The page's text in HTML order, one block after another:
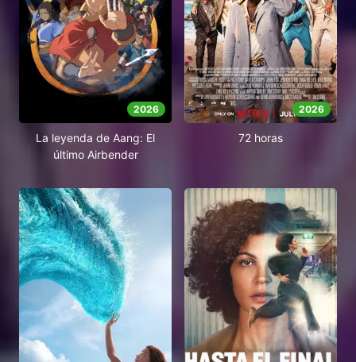
2026
La leyenda de Aang: El
último Airbender
2026
72 horas